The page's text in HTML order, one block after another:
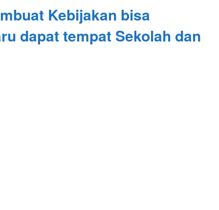
Kebijakan bisa
dapat tempat Sekolah dan